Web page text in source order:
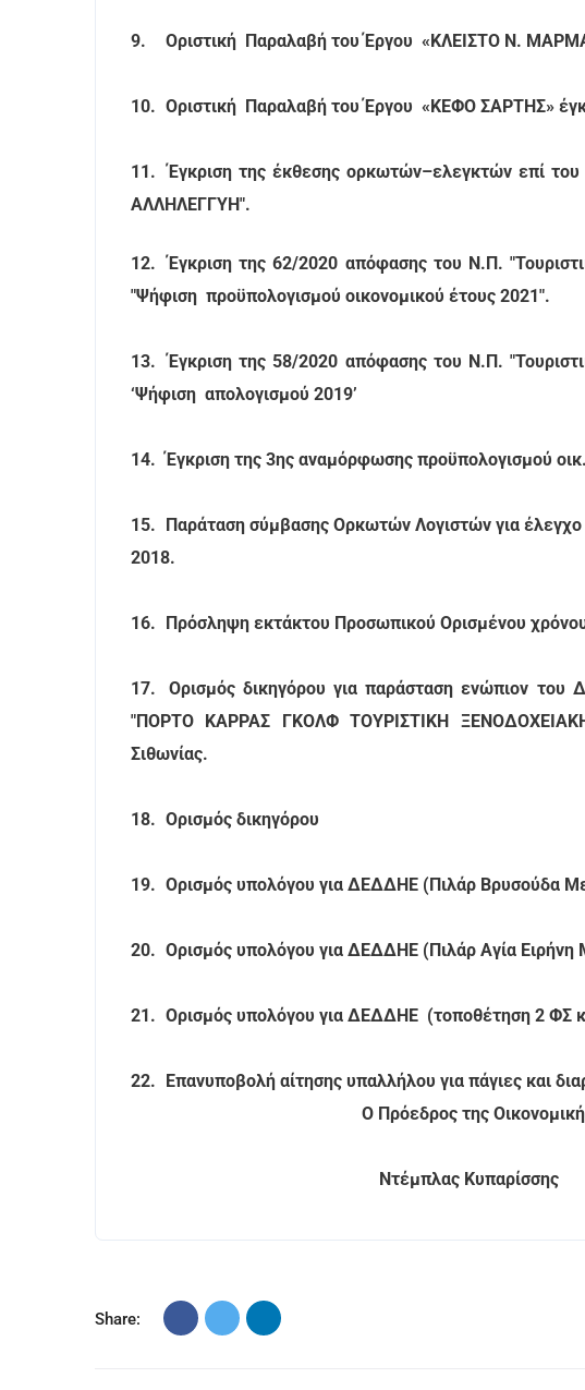
9. Οριστική Παραλαβή του Έργου «ΚΛΕΙΣΤΟ Ν.
10. Οριστική Παραλαβή του Έργου «ΚΕΦΟ ΣΑΡΤΗΣ»
11.
Έγκριση της έκθεσης ορκωτών–ελεγκτών επί
ΑΛΛΗΛΕΓΓΥΗ".
12.
Έγκριση της 62/2020 απόφασης του Ν.Π.
"Ψήφιση προϋπολογισμού οικονομικού έτους 2021".
13.
Έγκριση της 58/2020 απόφασης του Ν.Π.
‘Ψήφιση απολογισμού 2019’
14. Έγκριση της 3ης αναμόρφωσης προϋπολογισμού
15. Παράταση σύμβασης Ορκωτών Λογιστών για έλεγχο
2018.
16. Πρόσληψη εκτάκτου Προσωπικού Ορισμένου
17.
Ορισμός δικηγόρου για παράσταση ενώπιον του
"ΠΟΡΤΟ ΚΑΡΡΑΣ ΓΚΟΛΦ ΤΟΥΡΙΣΤΙΚΗ
Σιθωνίας.
18. Ορισμός δικηγόρου
19. Ορισμός υπολόγου για ΔΕΔΔΗΕ (Πιλάρ Βρυσούδα
20. Ορισμός υπολόγου για ΔΕΔΔΗΕ (Πιλάρ Αγία Ειρήνη
21. Ορισμός υπολόγου για ΔΕΔΔΗΕ (τοποθέτηση 2 ΦΣ
22. Επανυποβολή αίτησης υπαλλήλου για πάγιες και
Ο Πρόεδρος της
Ντέμπλας Κυπαρίσσης
Share: